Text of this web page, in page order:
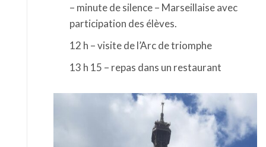
– minute de silence – Marseillaise avec
participation des élèves.
12 h – visite de l’Arc de triomphe
13 h 15 – repas dans un restaurant